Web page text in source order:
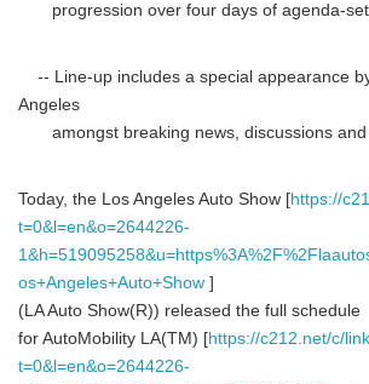
progression over four days of agenda-
-- Line-up includes a special appearance
Angeles
amongst breaking news, discussions and
Today, the Los Angeles Auto Show [https://
t=0&l=en&o=2644226-
os+Angeles+Auto+Show ]
(LA Auto Show(R)) released the full schedule
for AutoMobility LA(TM) [https://c212.net/c/
t=0&l=en&o=2644226-